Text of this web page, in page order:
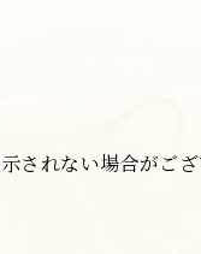
されない場合がござ